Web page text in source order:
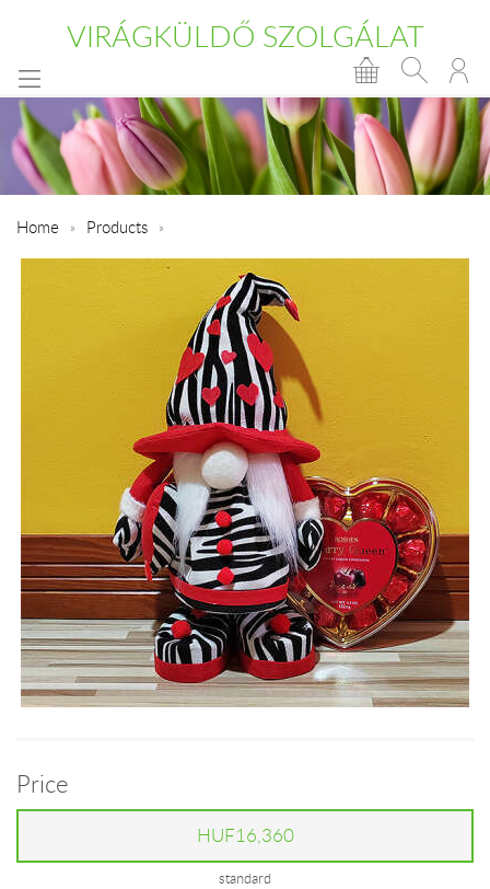
VIRÁGKÜLDŐ SZOLGÁLAT
Home Products
Price
HUF16,360
standard